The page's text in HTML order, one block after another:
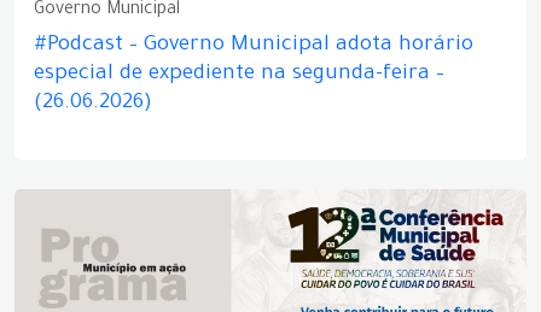
Governo Municipal
#Podcast – Governo Municipal adota horário
especial de expediente na segunda-feira –
(26.06.2026)